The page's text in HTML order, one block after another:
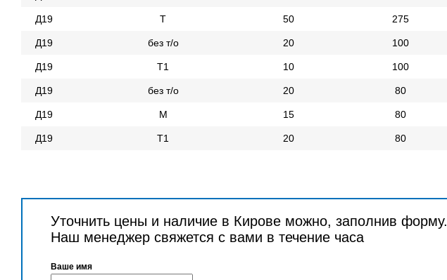
Д19 Т 50 275
Д19 без т/о 20 100
Д19 Т1 10 100
Д19 без т/о 20 80
Д19 М 15 80
Д19 Т1 20 80
Уточнить цены и наличие в Кирове можно, заполнив форму.
Наш менеджер свяжется с вами в течение часа
Ваше имя